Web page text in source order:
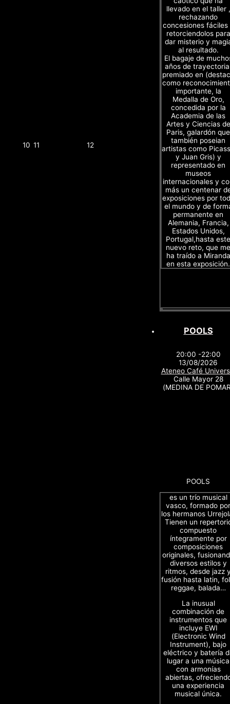
10 11 12
llevado en el taller ,
rechazando
concesiones fáciles
retorciendolos para
dar misterio y
al resultado.
El bagaje de
años de
premiado en
como
importante, la
Medalla de Oro,
concedida por la
Academia de las
Artes y Ciencias de
Paris, galardón que
también poseian
artistas como
y Juan Gris) y
representado en
museos
internacionales y
más un centenar
exposiciones por
el mundo y de
permanente en
Alemania, Francia,
Estados Unidos,
Portugal,hasta este
nuevo reto, que me
ha traído a Miranda
en esta exposición.
POOLS
20:00 -22:00
13/08/2026
Ateneo Café
Calle Mayor 28
(MEDINA DE
POOLS
es un trío musical
vasco, formado por
los hermanos
Tienen un
compuesto
íntegramente por
composiciones
originales,
diversos estilos y
ritmos, desde jazz
fusión hasta latin,
reggae, balada…
La inusual
combinación de
instrumentos que
incluye EWI
(Electronic Wind
Instrument), bajo
eléctrico y batería
lugar a una música
con armonías
abiertas,
una experiencia
musical única.